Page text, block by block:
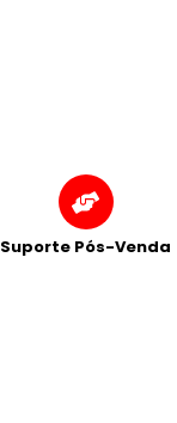
Suporte Pós-Venda